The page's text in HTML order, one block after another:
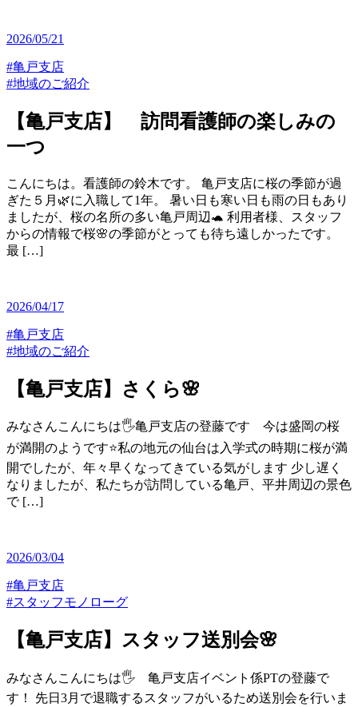
2026/05/21
#亀戸支店
#地域のご紹介
【亀戸支店】 訪問看護師の楽しみの
一つ
こんにちは。看護師の鈴木です。 亀戸支店に桜の季節が過
ぎた５月🌿に入職して1年。 暑い日も寒い日も雨の日もあり
ましたが、桜の名所の多い亀戸周辺🐢 利用者様、スタッフ
からの情報で桜🌸の季節がとっても待ち遠しかったです。
最 […]
2026/04/17
#亀戸支店
#地域のご紹介
【亀戸支店】さくら🌸
みなさんこんにちは🖐️亀戸支店の登藤です 今は盛岡の桜
が満開のようです⭐️私の地元の仙台は入学式の時期に桜が満
開でしたが、年々早くなってきている気がします 少し遅く
なりましたが、私たちが訪問している亀戸、平井周辺の景色
で […]
2026/03/04
#亀戸支店
#スタッフモノローグ
【亀戸支店】スタッフ送別会🌸
みなさんこんにちは🖐️ 亀戸支店イベント係PTの登藤で
す！ 先日3月で退職するスタッフがいるため送別会を行いま